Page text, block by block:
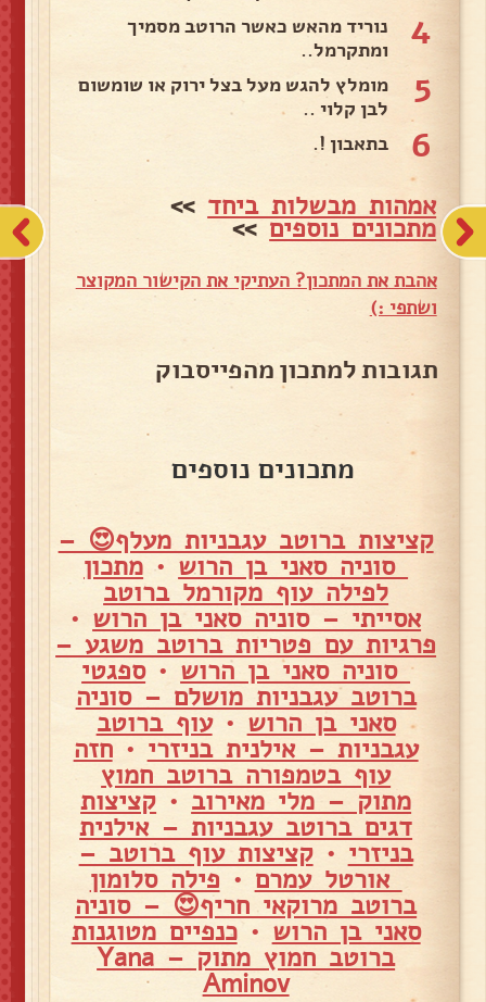
4
נוריד מהאש כאשר הרוטב מסמיך
ומתקרמל..
5
מומלץ להגש מעל בצל ירוק או שומשום
לבן קלוי ..
6 בתאבון !.
אמהות מבשלות ביחד >>
מתכונים נוספים>>
אהבת את המתכון? העתיקי את הקישור המקוצר
ושתפי :)
תגובות למתכון מהפייסבוק
מתכונים נוספים
קציצות ברוטב עגבניות מעלף😍 –
סוניה סאני בן הרוש • מתכון
לפילה עוף מקורמל ברוטב
אסייתי – סוניה סאני בן הרוש •
פרגיות עם פטריות ברוטב משגע –
סוניה סאני בן הרוש •ספגטי
ברוטב עגבניות מושלם – סוניה
סאני בן הרוש •עוף ברוטב
עגבניות – אילנית בניזרי •חזה
עוף בטמפורה ברוטב חמוץ
מתוק – מלי מאירוב • קציצות
דגים ברוטב עגבניות – אילנית
בניזרי •קציצות עוף ברוטב –
אורטל עמרם • פילה סלומון
ברוטב מרוקאי חריף😍 – סוניה
סאני בן הרוש •כנפיים מטוגנות
ברוטב חמוץ מתוק – Yana
Aminov